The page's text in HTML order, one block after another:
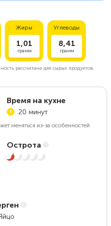
Жиры
1,01
грамм
Углеводы
8,41
грамм
рассчитана для сырых продуктов.
Время на кухне
20 минут
меняться из-за особенностей
Острота
1 из 5